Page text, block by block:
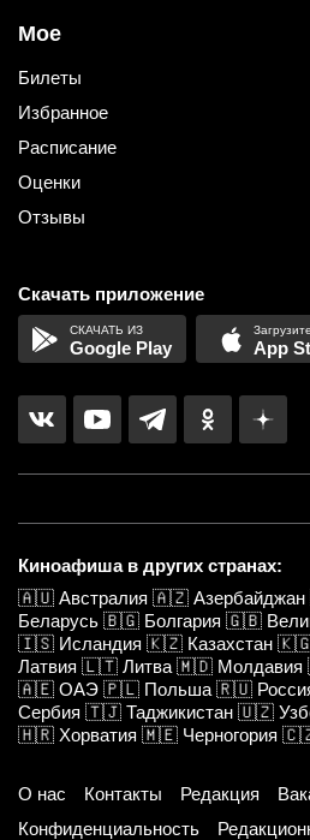
Мое
Билеты
Избранное
Расписание
Оценки
Отзывы
Скачать приложение
Google Play App
Киноафиша в других странах:
🇦🇺 Австралия 🇦🇿 Азербайджан
Беларусь 🇧🇬 Болгария 🇬🇧
🇮🇸 Исландия 🇰🇿 Казахстан
Латвия 🇱🇹 Литва 🇲🇩 Молдавия
🇦🇪 ОАЭ 🇵🇱 Польша 🇷🇺
Сербия 🇹🇯 Таджикистан 🇺🇿
🇭🇷 Хорватия 🇲🇪 Черногория
О нас Контакты Редакция
Конфиденциальность